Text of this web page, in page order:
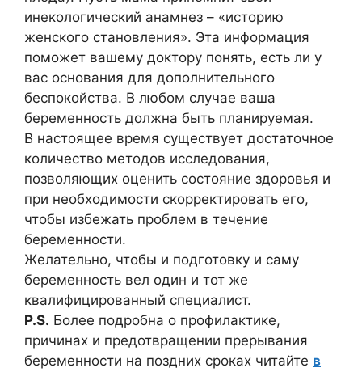
инекологический анамнез – «историю
женского становления». Эта информация
поможет вашему доктору понять, есть ли у
вас основания для дополнительного
беспокойства. В любом случае ваша
беременность должна быть планируемая.
В настоящее время существует достаточное
количество методов исследования,
позволяющих оценить состояние здоровья и
при необходимости скорректировать его,
чтобы избежать проблем в течение
беременности.
Желательно, чтобы и подготовку и саму
беременность вел один и тот же
квалифицированный специалист.
P.S. Более подробна о профилактике,
причинах и предотвращении прерывания
беременности на поздних сроках читайте в